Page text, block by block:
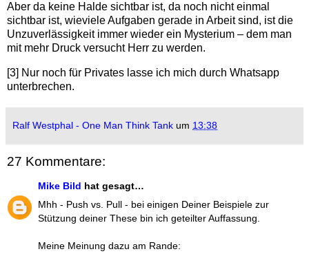
Aber da keine Halde sichtbar ist, da noch nicht einmal
sichtbar ist, wieviele Aufgaben gerade in Arbeit sind, ist die
Unzuverlässigkeit immer wieder ein Mysterium – dem man
mit mehr Druck versucht Herr zu werden.
[3] Nur noch für Privates lasse ich mich durch Whatsapp
unterbrechen.
Ralf Westphal - One Man Think Tank um 13:38
27 Kommentare:
Mike Bild hat gesagt…
Mhh - Push vs. Pull - bei einigen Deiner Beispiele zur
Stützung deiner These bin ich geteilter Auffassung.
Meine Meinung dazu am Rande: